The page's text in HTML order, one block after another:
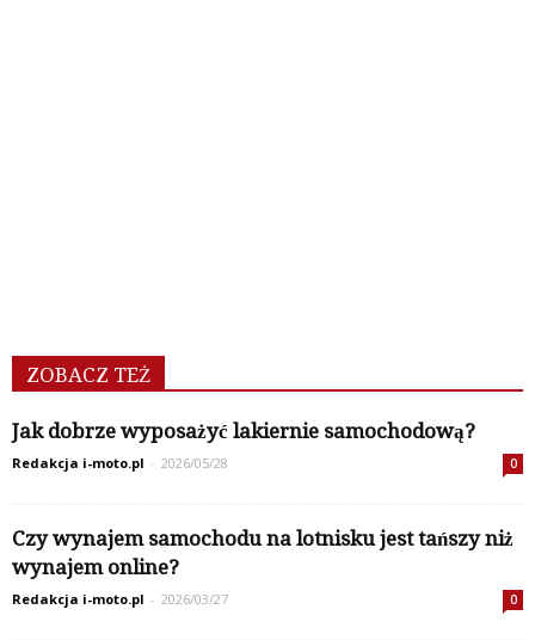
ZOBACZ TEŻ
Redakcja i-moto.pl - 2026/05/28
Czy wynajem samochodu na lotnisku jest tańszy niż